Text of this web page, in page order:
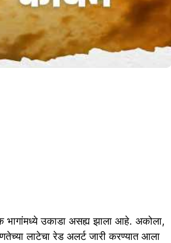
उकाडा असह्य झाला आहे. अकोला,
लाटेचा रेड अलर्ट जारी करण्यात आला